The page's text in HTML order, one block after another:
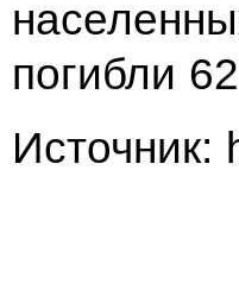
погибли
Источник: